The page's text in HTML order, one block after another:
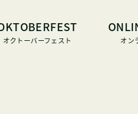
オクトーバーフェスト オン